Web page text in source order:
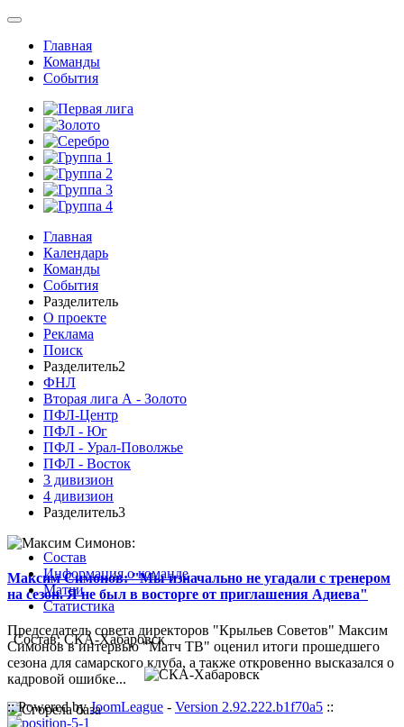
Главная
Команды
События
Главная
Календарь
Команды
События
Разделитель
О проекте
Реклама
Поиск
Разделитель2
ФНЛ
Вторая лига А - Золото
ПФЛ-Центр
ПФЛ - Юг
ПФЛ - Урал-Поволжье
ПФЛ - Восток
3 дивизион
4 дивизион
Разделитель3
Максим Симонов: "Мы изначально не угадали с тренером
на сезон. Я не был в восторге от приглашения Адиева"
Председатель совета директоров "Крыльев Советов" Максим
Симонов в интервью "Матч ТВ" оценил итоги прошедшего
сезона для самарского клуба, а также откровенно высказался о
кадровой ошибке...
Состав
Информация о команде
Матчи
Статистика
Состав: СКА-Хабаровск
:: Powered byJoomLeague - Version 2.92.222.b1f70a5 ::